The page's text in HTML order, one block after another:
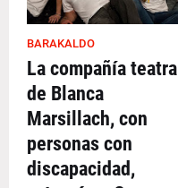
BARAKALDO
La compañía teatral
de Blanca
Marsillach, con
personas con
discapacidad,